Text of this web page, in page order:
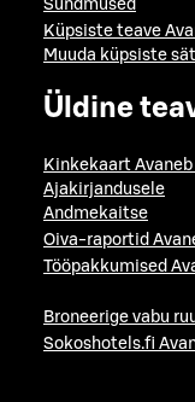
Sündmused
Küpsiste teave
Muuda küpsiste
Üldine
Kinkekaart
Ajakirjandusele
Andmekaitse
Oiva-raportid
Tööpakkumised
Broneerige vabu
Sokoshotels.fi